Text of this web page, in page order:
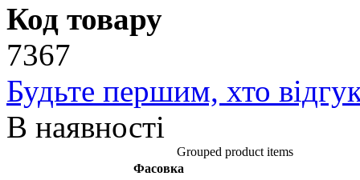
Код товару
7367
Будьте першим, хто
В наявності
Grouped product items
Фасовка